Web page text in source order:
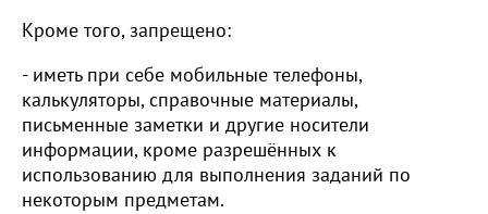
Кроме того, запрещено:
- иметь при себе мобильные телефоны,
калькуляторы, справочные материалы,
письменные заметки и другие носители
информации, кроме разрешённых к
использованию для выполнения заданий по
некоторым предметам.